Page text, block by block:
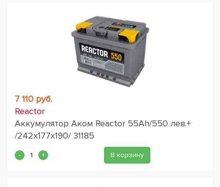
7 110 руб.
Reactor
Аккумулятор Аком Reactor 55Ah/550 лев.+
/242x177x190/ 31185
В корзину